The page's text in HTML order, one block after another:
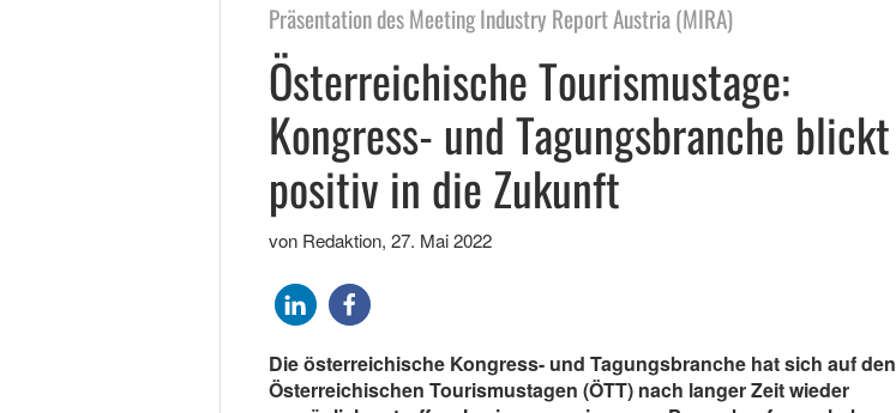
Präsentation des Meeting Industry Report Austria (MIRA)
Österreichische Tourismustage:
Kongress- und Tagungsbranche blickt
positiv in die Zukunft
von Redaktion, 27. Mai 2022
Die österreichische Kongress- und Tagungsbranche hat sich auf den
Österreichischen Tourismustagen (ÖTT) nach langer Zeit wieder